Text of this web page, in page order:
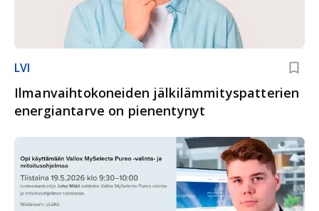
LVI
Ilmanvaihtokoneiden jälkilämmityspatterien
energiantarve on pienentynyt